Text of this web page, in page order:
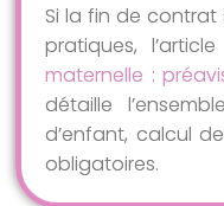
Si la fin de contrat
pratiques, l’article
maternelle :
détaille
d’enfant, calcul
obligatoires.